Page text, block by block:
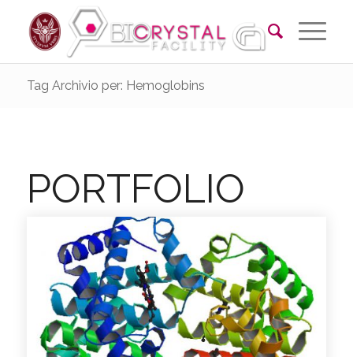
Tag Archivio per: Hemoglobins
PORTFOLIO